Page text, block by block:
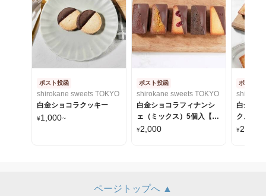
ポスト投函
shirokane sweets TOKYO
白金ショコラクッキー
¥1,000~
ポスト投函
shirokane sweets TOKYO
白金ショコラフィナンシ
ェ（ミックス）5個入【ポ
スト投函】
¥2,000
ポスト投
白金フ
クス）5
函】
¥2,000
ページトップへ ▲